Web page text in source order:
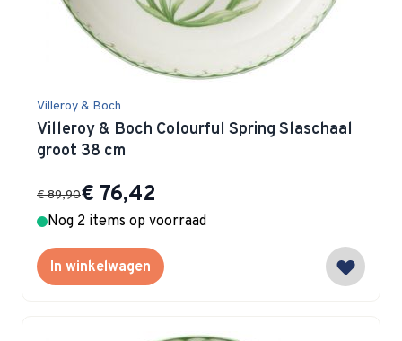
Villeroy & Boch
Villeroy & Boch Colourful Spring Slaschaal
groot 38 cm
Special Price
€ 76,42
€ 89,90
Nog 2 items op voorraad
In winkelwagen